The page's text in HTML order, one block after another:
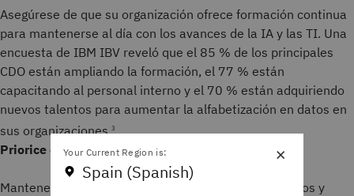
Asegúrese de que su organización ofrece formación continua
para mantenerse al día con los avances de la IA y las TI. Una
encuesta de IBM IBV reveló que el 85 % de los principales
CDO están ampliando la formación, el 77 % están
capacitando al personal interno y el 70 % están adquiriendo
nuevos talentos para aumentar la alfabetización en datos en
sus organizaciones.3
Priorice el gobierno
Mantenerse al tanto de los elementos de datos críticos y
×
Your Current Region is:
Spain (Spanish)